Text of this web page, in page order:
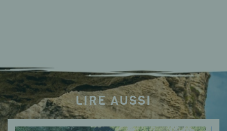
LIRE AUSSI